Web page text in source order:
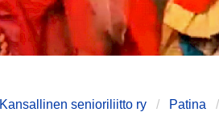
Kansallinen senioriliitto ry Patina